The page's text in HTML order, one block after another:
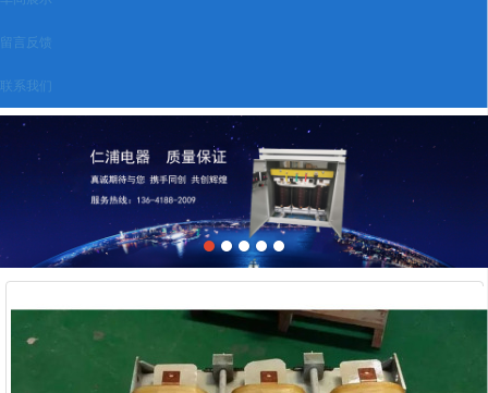
留言反馈
联系我们